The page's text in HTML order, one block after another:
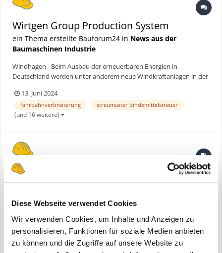
Diese Webseite verwendet Cookies
Wir verwenden Cookies, um Inhalte und Anzeigen zu
personalisieren, Funktionen für soziale Medien anbieten
zu können und die Zugriffe auf unsere Website zu
Wirtgen Group Production System
ein Thema erstellte Bauforum24 in News aus der
Baumaschinen Industrie
Windhagen - Beim Ausbau der erneuerbaren Energien in
Deutschland werden unter anderem neue Windkraftanlagen in der
erreichen und mit dem Bau einer neuen Anlage beginnen zu
können, wird ein gut ausgebautes Straßennetz benötigt. Bau...
13. Juni 2024
fahrbahnverbreiterung streumaster bindemittelstreuer
(und 16 weitere)
Wirtgen Group Production System